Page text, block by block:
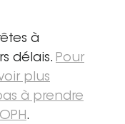
à
délais. Pour
plus
à prendre
.